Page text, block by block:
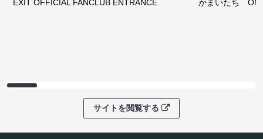
EXIT OFFICIAL FANCLUB ENTRANCE かまいたち
サイトを閲覧する